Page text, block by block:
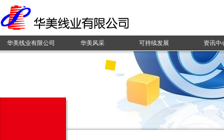
华美线业有限公司 华美风采 可持续发展 资讯中